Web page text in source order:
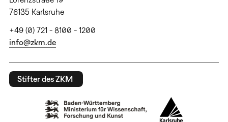
76135 Karlsruhe
+49 (0) 721 - 8100 - 1200
info@zkm.de
Stifter des ZKM